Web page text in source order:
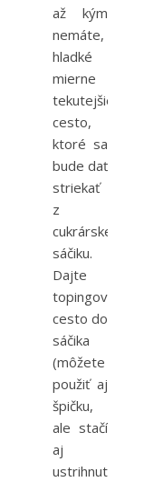
až kým
nemáte,
hladké
mierne
tekutejšie
cesto,
ktoré sa
bude dať
striekať
z
cukrárskeho
sáčiku.
Dajte
topingové
cesto do
sáčika
(môžete
použiť aj
špičku,
ale stačí
aj
ustrihnutý